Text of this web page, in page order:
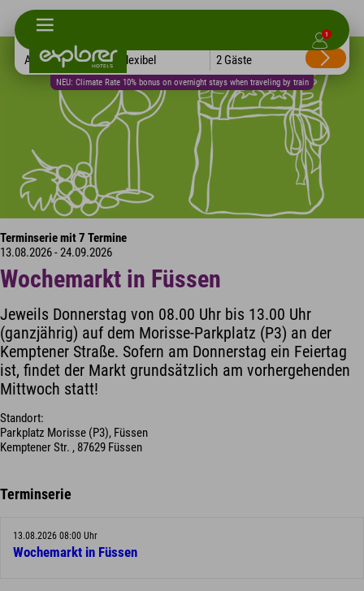
1
NEU: Climate Rate 10% bonus on overnight stays when traveling by train
Alle Hotels Flexibel 2 Gäste
Terminserie mit 7 Termine
13.08.2026 - 24.09.2026
Wochemarkt in Füssen
Jeweils Donnerstag von 08.00 Uhr bis 13.00 Uhr
(ganzjährig) auf dem Morisse-Parkplatz (P3) an der
Kemptener Straße. Sofern am Donnerstag ein Feiertag
ist, findet der Markt grundsätzlich am vorhergehenden
Mittwoch statt!
Standort:
Parkplatz Morisse (P3), Füssen
Kemptener Str. , 87629 Füssen
Terminserie
13.08.2026 08:00 Uhr
Wochemarkt in Füssen